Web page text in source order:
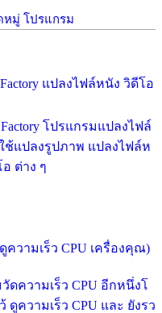
มู่ โปรแกรม
Factory แปลงไฟล์หนัง วิดีโอ
โปรแกรมแปลงไฟล์
ช้แปลงรูปภาพ แปลงไฟล์ห
ต่าง ๆ
ความเร็ว CPU เครื่องคุณ)
ดความเร็ว CPU อีกหนึ่งโ
ความเร็ว CPU และ ยังรว